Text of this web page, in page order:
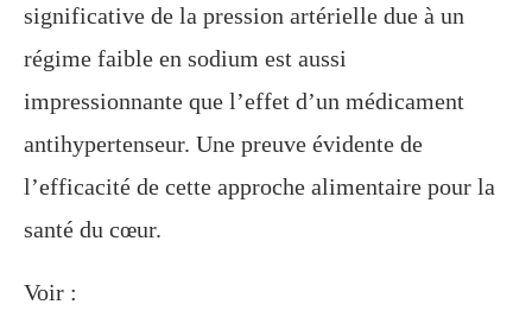
significative de la pression artérielle due à un
régime faible en sodium est aussi
impressionnante que l’effet d’un médicament
antihypertenseur. Une preuve évidente de
l’efficacité de cette approche alimentaire pour la
santé du cœur.
Voir :